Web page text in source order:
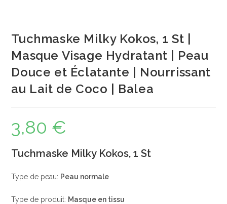
Tuchmaske Milky Kokos, 1 St |
Masque Visage Hydratant | Peau
Douce et Éclatante | Nourrissant
au Lait de Coco | Balea
3,80 €
Tuchmaske Milky Kokos, 1 St
Type de peau: Peau normale
Type de produit: Masque en tissu